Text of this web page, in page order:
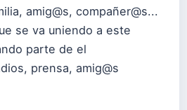
amig@s, compañer@s...
se va uniendo a este
parte de el
prensa, amig@s